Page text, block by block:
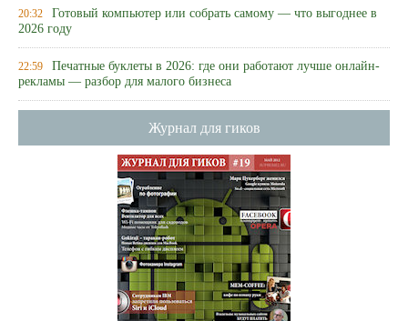
20:32 Готовый компьютер или собрать самому — что выгоднее в
2026 году
22:59 Печатные буклеты в 2026: где они работают лучше онлайн-
рекламы — разбор для малого бизнеса
Журнал для гиков